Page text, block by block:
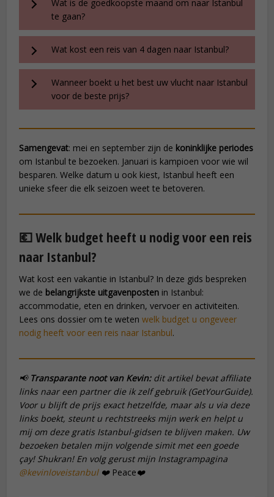
Wat is de goedkoopste maand om naar Istanbul
te gaan?
Wat kost een reis van 4 dagen naar Istanbul?
Wanneer boekt u het best uw vlucht naar Istanbul
voor de beste prijs?
Samengevat: mei en september zijn de koninklijke periodes
om Istanbul te bezoeken. Januari is kampioen voor wie wil
besparen. Welke datum u ook kiest, Istanbul heeft een
unieke sfeer die elk seizoen weet te betoveren.
💶 Welk budget heeft u nodig voor een reis
naar Istanbul?
Wat kost een vakantie in Istanbul? In deze gids bespreken
we de belangrijkste uitgavenposten in Istanbul:
accommodatie, eten en drinken, vervoer en activiteiten.
Lees ons dossier om te wetenwelk budget u ongeveer
nodig heeft voor een reis naar Istanbul.
📢 Transparante noot van Kevin:dit artikel bevat affiliate
links naar een partner die ik zelf gebruik (GetYourGuide).
Voor u blijft de prijs exact hetzelfde, maar als u via deze
links boekt, steunt u rechtstreeks mijn werk en helpt u
mij om deze gratis Istanbul-gidsen te blijven maken. Uw
bezoeken betalen mijn volgende simitmet een goede
çay! Shukran! En volg gerust mijn Instagrampagina
@kevinloveistanbul❤️Peace❤️